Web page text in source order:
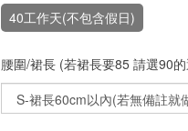
40工作天(不包含假日)
腰圍/裙長 (若裙長要85 請選90